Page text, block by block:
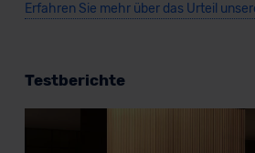
Erfahren Sie mehr über das Urteil
Testberichte